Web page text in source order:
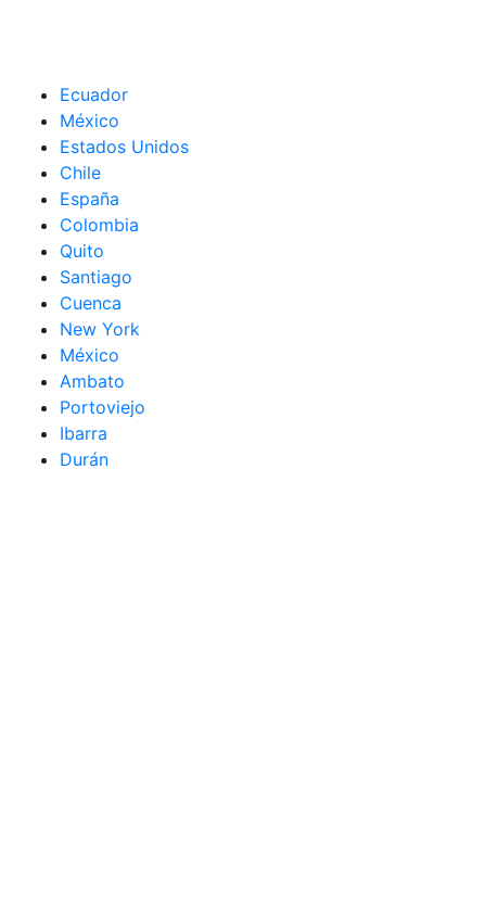
Ecuador
México
Estados Unidos
Chile
España
Colombia
Quito
Santiago
Cuenca
New York
México
Ambato
Portoviejo
Ibarra
Durán